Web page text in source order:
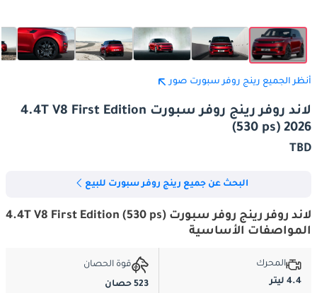
أنظر الجميع رينج روفر سبورت صور
لاند روفر رينج روفر سبورت 4.4T V8 First Edition
(530 ps) 2026
TBD
البحث عن جميع رينج روفر سبورت للبيع
لاند روفر رينج روفر سبورت 4.4T V8 First Edition (530 ps)
المواصفات الأساسية
المحرك
4.4 ليتر
قوة الحصان
523 حصان